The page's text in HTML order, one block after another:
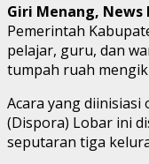
Giri Menang,
Pemerintah
pelajar, guru, dan
tumpah ruah
Acara yang diinisiasi
(Dispora) Lobar ini
seputaran tiga